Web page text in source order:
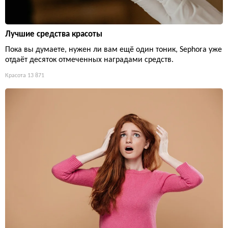
Лучшие средства красоты
Пока вы думаете, нужен ли вам ещё один тоник, Sephora уже
отдаёт десяток отмеченных наградами средств.
Красота 13 871